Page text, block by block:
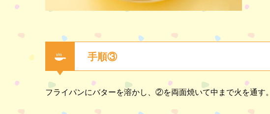
手順③
フライパンにバターを溶かし、②を両面焼いて中まで火を通す。